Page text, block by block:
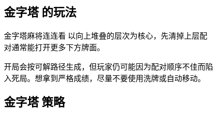
金字塔 的玩法
金字塔麻将连连看 以向上堆叠的层次为核心，先清掉上层配
对通常能打开更多下方牌面。
开局会按可解路径生成，但玩家仍可能因为配对顺序不佳而陷
入死局。想拿到严格成绩，尽量不要使用洗牌或自动移动。
金字塔 策略